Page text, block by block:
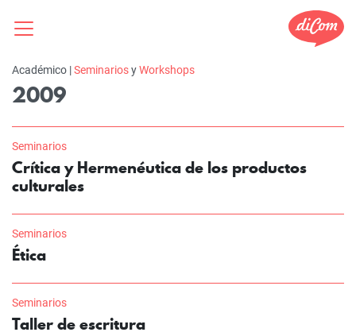
Académico |SeminariosyWorkshops
2009
Seminarios
Crítica y Hermenéutica de los productos
culturales
Seminarios
Ética
Seminarios
Taller de escritura